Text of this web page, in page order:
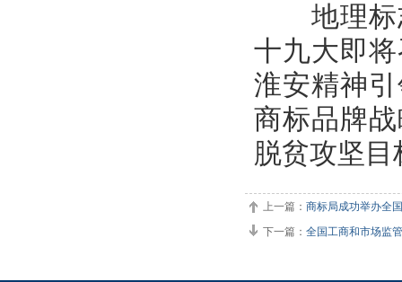
地理标志
十九大即
淮安精神
商标品牌
脱贫攻坚
上一篇： 商标局成功举办全
下一篇： 全国工商和市场监